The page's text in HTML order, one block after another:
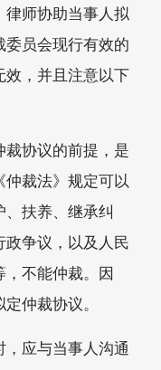
律师协助当事人拟
委员会现行有效的
效，并且注意以下
裁协议的前提，是
仲裁法》规定可以
扶养、继承纠
政争议，以及人民
不能仲裁。因
仲裁协议。
，应与当事人沟通